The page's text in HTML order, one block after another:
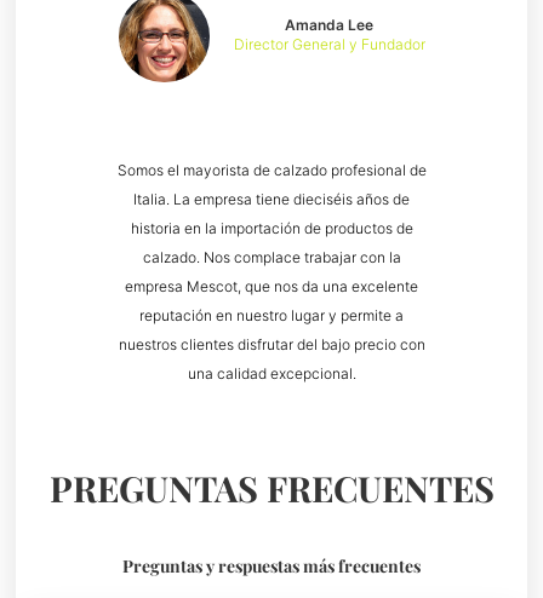
Somos el mayorista de calzado profesional de
Italia. La empresa tiene dieciséis años de
historia en la importación de productos de
calzado. Nos complace trabajar con la
empresa Mescot, que nos da una excelente
reputación en nuestro lugar y permite a
nuestros clientes disfrutar del bajo precio con
una calidad excepcional.
Amanda Lee
Director General y Fundador
PREGUNTAS FRECUENTES
Preguntas y respuestas más frecuentes